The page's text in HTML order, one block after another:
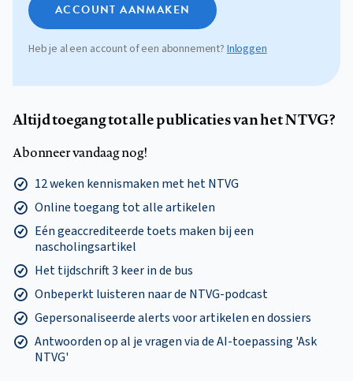
ACCOUNT AANMAKEN
Heb je al een account of een abonnement? Inloggen
Altijd toegang tot alle publicaties van het NTVG?
Abonneer vandaag nog!
12 weken kennismaken met het NTVG
Online toegang tot alle artikelen
Eén geaccrediteerde toets maken bij een
nascholingsartikel
Het tijdschrift 3 keer in de bus
Onbeperkt luisteren naar de NTVG-podcast
Gepersonaliseerde alerts voor artikelen en dossiers
Antwoorden op al je vragen via de AI-toepassing 'Ask
NTVG'